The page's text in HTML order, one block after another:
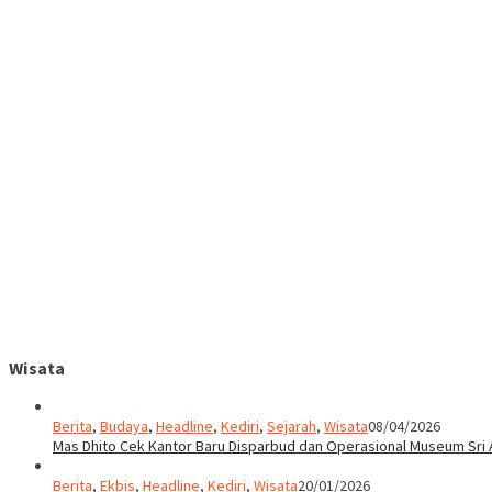
Wisata
Berita, Budaya, Headline, Kediri, Sejarah, Wisata08/04/2026
Mas Dhito Cek Kantor Baru Disparbud dan Operasional Museum Sri
Berita, Ekbis, Headline, Kediri, Wisata20/01/2026